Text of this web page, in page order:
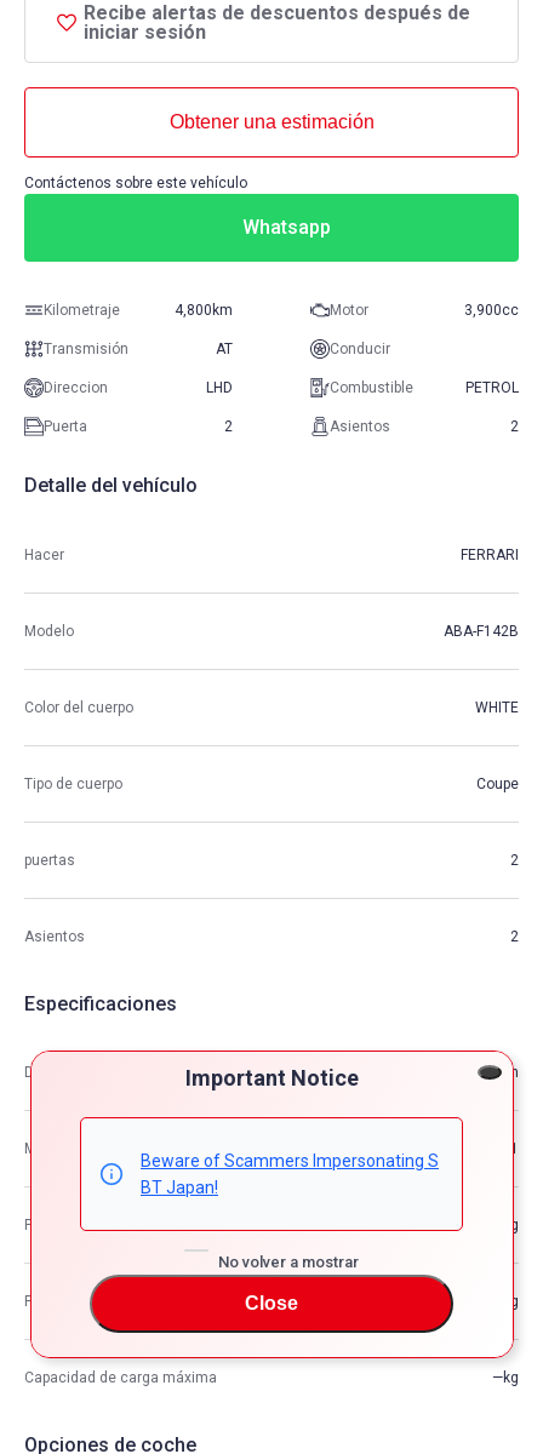
Important Notice
Beware of Scammers Impersonating S
BT Japan!
No volver a mostrar
Close
Recibe alertas de descuentos después de
iniciar sesión
Obtener una estimación
Contáctenos sobre este vehículo
Whatsapp
Kilometraje 4,800km Motor 3,900cc
Transmisión AT Conducir
Direccion LHD Combustible PETROL
Puerta 2 Asientos 2
Detalle del vehículo
Hacer FERRARI
Modelo ABA-F142B
Color del cuerpo WHITE
Tipo de cuerpo Coupe
puertas 2
Asientos 2
Especificaciones
Dimensión 4.57m×1.95m×1.21m
M3 10.81
Peso del vehículo —kg
Peso bruto del vehículo —kg
Capacidad de carga máxima —kg
Opciones de coche